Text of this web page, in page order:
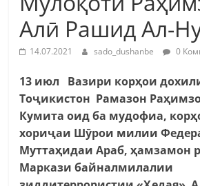
Алӣ Рашид Ал-
14.07.2021 sado_dushanbe 0
13 июл Вазири корҳои
Тоҷикистон Рамазон
Кумита оид ба мудофиа,
хориҷаи Шӯрои милии
Муттаҳидаи Араб, ҳамзамон
Маркази байналмилалии